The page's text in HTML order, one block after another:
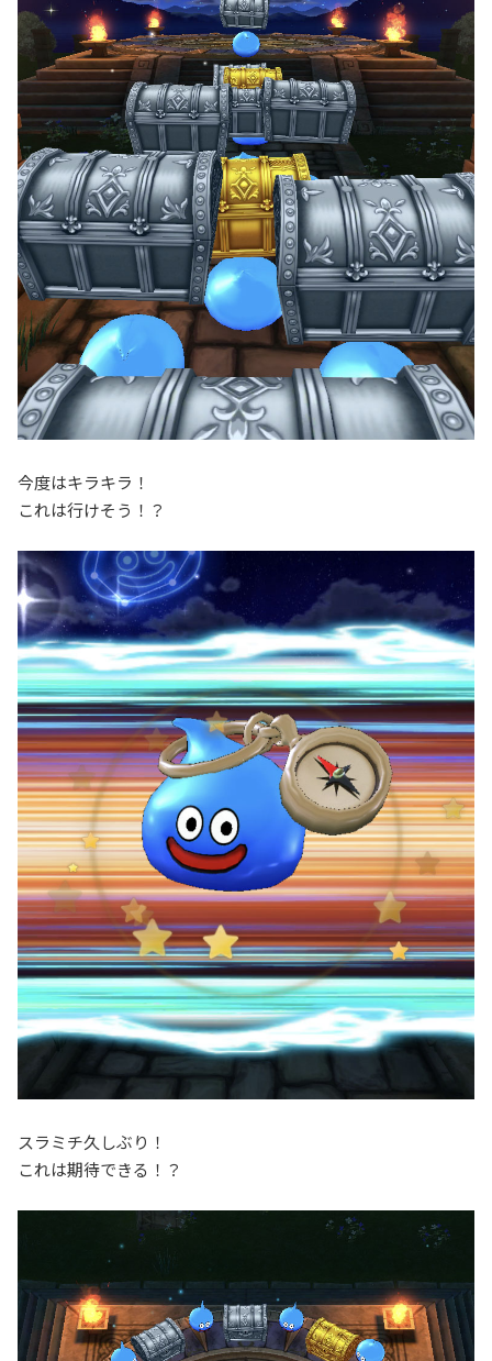
今度はキラキラ！
これは行けそう！？
スラミチ久しぶり！
これは期待できる！？